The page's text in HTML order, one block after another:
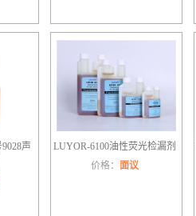
声
LUYOR-6100油性荧光检漏剂
价格： 面议